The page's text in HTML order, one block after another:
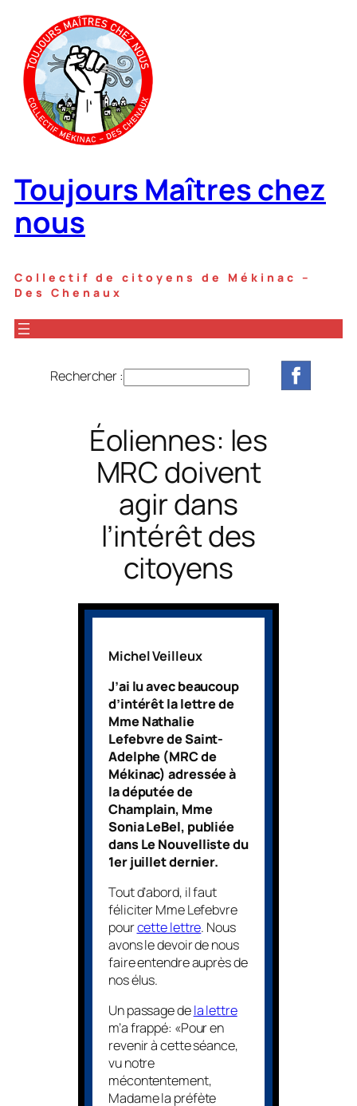
contenu
Toujours Maîtres chez
nous
Collectif de citoyens de Mékinac –
Des Chenaux
Rechercher :
h
e
r
c
h
e
Éoliennes: les
MRC doivent
agir dans
l’intérêt des
citoyens
Michel Veilleux
J’ai lu avec beaucoup
d’intérêt la lettre de
Mme Nathalie
Lefebvre de Saint-
Adelphe (MRC de
Mékinac) adressée à
la députée de
Champlain, Mme
Sonia LeBel, publiée
dansLe Nouvellistedu
1er juillet dernier.
Tout d’abord, il faut
féliciter Mme Lefebvre
pourcette lettre. Nous
avons le devoir de nous
faire entendre auprès de
nos élus.
Un passage dela lettre
m’a frappé: «Pour en
revenir à cette séance,
vu notre
mécontentement,
Madame la préfète